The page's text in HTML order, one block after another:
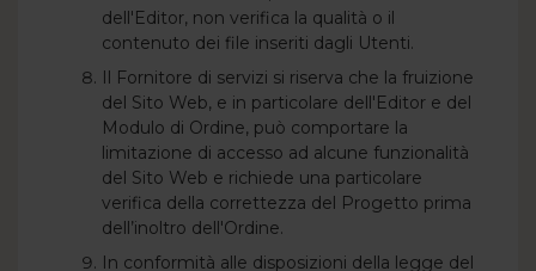
dell'Editor, non verifica la qualità o il
contenuto dei file inseriti dagli Utenti.
Il Fornitore di servizi si riserva che la fruizione
del Sito Web, e in particolare dell'Editor e del
Modulo di Ordine, può comportare la
limitazione di accesso ad alcune funzionalità
del Sito Web e richiede una particolare
verifica della correttezza del Progetto prima
dell’inoltro dell'Ordine.
In conformità alle disposizioni della legge del